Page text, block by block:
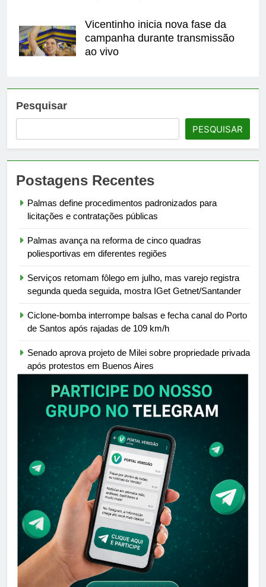
Vicentinho inicia nova fase da
campanha durante transmissão
ao vivo
Pesquisar
PESQUISAR
Postagens Recentes
Palmas define procedimentos padronizados para
licitações e contratações públicas
Palmas avança na reforma de cinco quadras
poliesportivas em diferentes regiões
Serviços retomam fôlego em julho, mas varejo registra
segunda queda seguida, mostra IGet Getnet/Santander
Ciclone-bomba interrompe balsas e fecha canal do Porto
de Santos após rajadas de 109 km/h
Senado aprova projeto de Milei sobre propriedade privada
após protestos em Buenos Aires